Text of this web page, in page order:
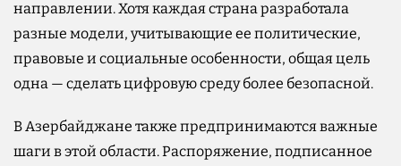
направлении. Хотя каждая страна разработала
разные модели, учитывающие ее политические,
правовые и социальные особенности, общая цель
одна — сделать цифровую среду более безопасной.
В Азербайджане также предпринимаются важные
шаги в этой области. Распоряжение, подписанное